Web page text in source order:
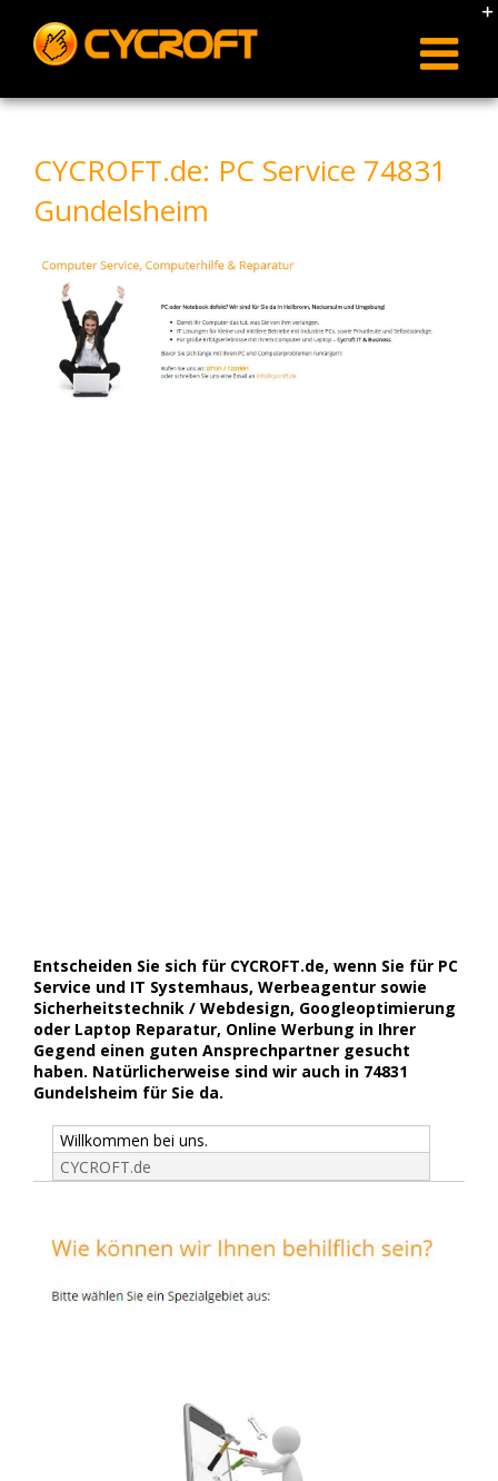
content
CYCROFT.de: PC Service 74831
Gundelsheim
Entscheiden Sie sich für CYCROFT.de, wenn Sie für PC
Service und IT Systemhaus, Werbeagentur sowie
Sicherheitstechnik / Webdesign, Googleoptimierung
oder Laptop Reparatur, Online Werbung in Ihrer
Gegend einen guten Ansprechpartner gesucht
haben. Natürlicherweise sind wir auch in 74831
Gundelsheim für Sie da.
Willkommen bei uns.
CYCROFT.de